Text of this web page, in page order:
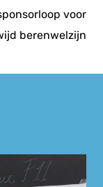
voor
berenwelzijn